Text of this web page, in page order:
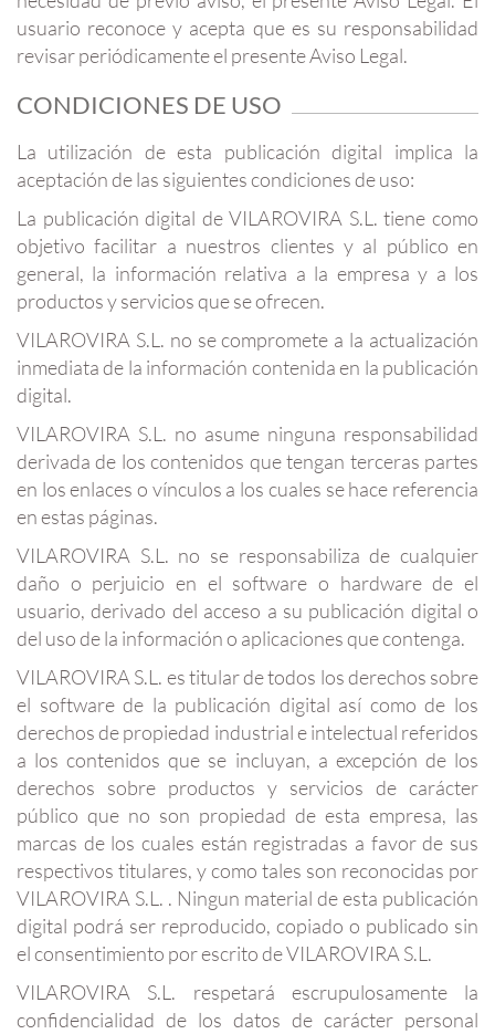
usuario reconoce y acepta que es su responsabilidad
revisar periódicamente el presente Aviso Legal.
CONDICIONES DE USO
La utilización de esta publicación digital implica la
aceptación de las siguientes condiciones de uso:
La publicación digital de VILAROVIRA S.L. tiene como
objetivo facilitar a nuestros clientes y al público en
general, la información relativa a la empresa y a los
productos y servicios que se ofrecen.
VILAROVIRA S.L. no se compromete a la actualización
inmediata de la información contenida en la publicación
digital.
VILAROVIRA S.L. no asume ninguna responsabilidad
derivada de los contenidos que tengan terceras partes
en los enlaces o vínculos a los cuales se hace referencia
en estas páginas.
VILAROVIRA S.L. no se responsabiliza de cualquier
daño o perjuicio en el software o hardware de el
usuario, derivado del acceso a su publicación digital o
del uso de la información o aplicaciones que contenga.
VILAROVIRA S.L. es titular de todos los derechos sobre
el software de la publicación digital así como de los
derechos de propiedad industrial e intelectual referidos
a los contenidos que se incluyan, a excepción de los
derechos sobre productos y servicios de carácter
público que no son propiedad de esta empresa, las
marcas de los cuales están registradas a favor de sus
respectivos titulares, y como tales son reconocidas por
VILAROVIRA S.L. . Ningun material de esta publicación
digital podrá ser reproducido, copiado o publicado sin
el consentimiento por escrito de VILAROVIRA S.L.
VILAROVIRA S.L. respetará escrupulosamente la
confidencialidad de los datos de carácter personal